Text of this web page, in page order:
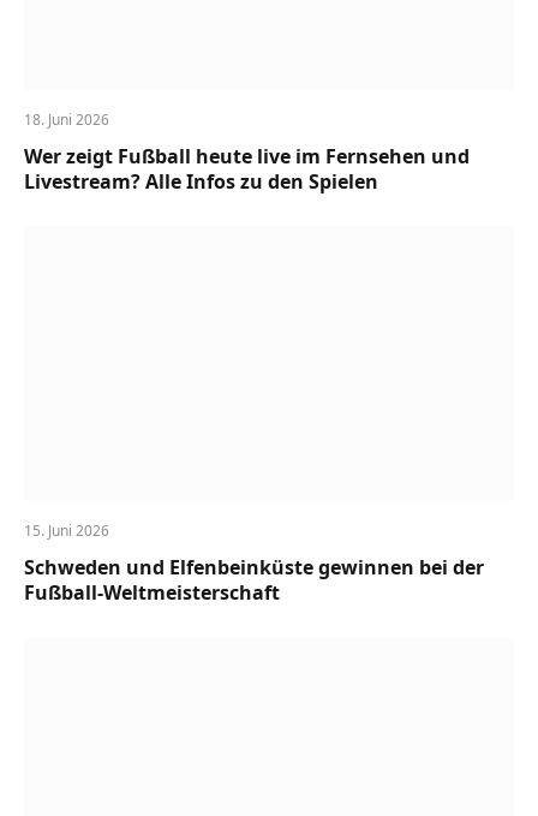
18. Juni 2026
Wer zeigt Fußball heute live im Fernsehen und
Livestream? Alle Infos zu den Spielen
15. Juni 2026
Schweden und Elfenbeinküste gewinnen bei der
Fußball-Weltmeisterschaft